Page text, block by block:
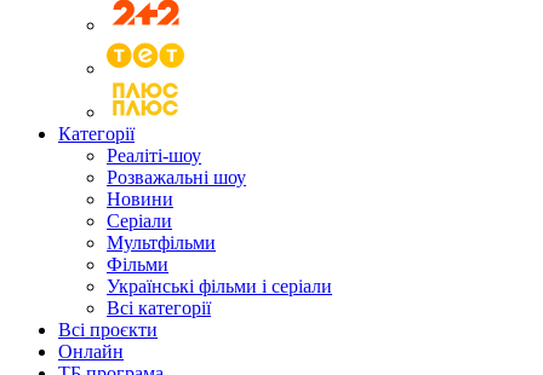
Категорії
Реаліті-шоу
Розважальні шоу
Новини
Серіали
Мультфільми
Фільми
Українські фільми і серіали
Всі категорії
Всі проєкти
Онлайн